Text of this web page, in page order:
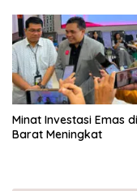
Minat Investasi Emas
Barat Meningkat